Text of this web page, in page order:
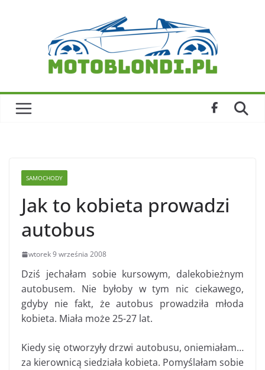
SAMOCHODY
Jak to kobieta prowadzi
autobus
wtorek 9 września 2008
Dziś jechałam sobie kursowym, dalekobieżnym
autobusem. Nie byłoby w tym nic ciekawego,
gdyby nie fakt, że autobus prowadziła młoda
kobieta. Miała może 25-27 lat.
Kiedy się otworzyły drzwi autobusu, oniemiałam…
za kierownicą siedziała kobieta. Pomyślałam sobie